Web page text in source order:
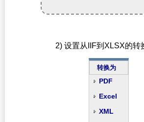
2) 设置从IIF到XLSX的转
转换为
PDF
Excel
XML